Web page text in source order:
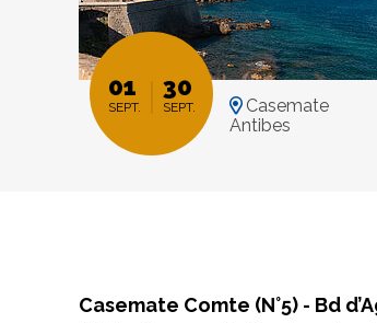
01
SEPT.
30
SEPT.
Casemate
Antibes
Casemate Comte (N°5) - Bd